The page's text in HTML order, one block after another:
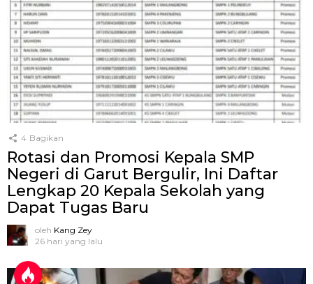
4 Bagikan
Rotasi dan Promosi Kepala SMP
Negeri di Garut Bergulir, Ini Daftar
Lengkap 20 Kepala Sekolah yang
Dapat Tugas Baru
oleh Kang Zey
26 hari yang lalu